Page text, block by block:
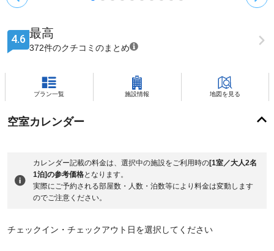
4.6 最高
372件のクチコミのまとめ
プラン一覧 施設情報 地図を見る
空室カレンダー
カレンダー記載の料金は、選択中の施設をご利用時の[1室／大人2名
1泊]の参考価格となります。
実際にご予約される部屋数・人数・泊数等により料金は変動します
のでご注意ください。
チェックイン・チェックアウト日を選択してください